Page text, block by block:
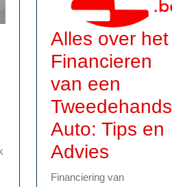
Alles over het
Financieren
van een
Tweedehands
Auto: Tips en
AdviesAlles
over
Financiering van